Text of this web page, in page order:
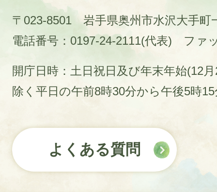
〒023-8501 岩手県奥州市水沢大手町
電話番号：0197-24-2111(代表)
ファ
開庁日時：土日祝日及び年末年始(12
除く平日の午前8時30分から午後5時
よくある質問